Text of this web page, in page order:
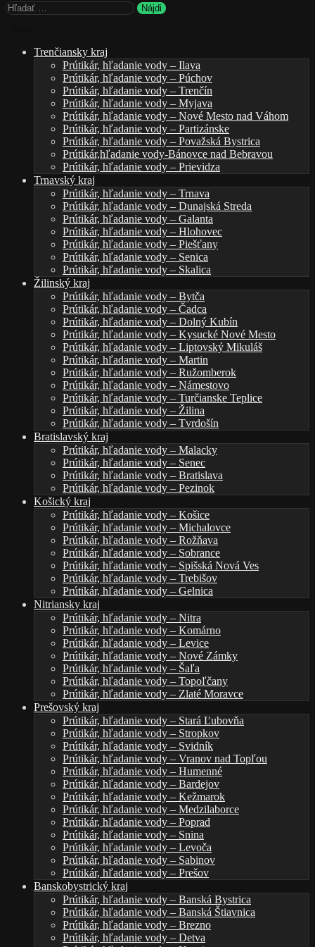
Hľadať:
Trenčiansky kraj
Prútikár, hľadanie vody – Ilava
Prútikár, hľadanie vody – Púchov
Prútikár, hľadanie vody – Trenčín
Prútikár, hľadanie vody – Myjava
Prútikár, hľadanie vody – Nové Mesto nad Váhom
Prútikár, hľadanie vody – Partizánske
Prútikár, hľadanie vody – Považská Bystrica
Prútikár,hľadanie vody-Bánovce nad Bebravou
Prútikár, hľadanie vody – Prievidza
Trnavský kraj
Prútikár, hľadanie vody – Trnava
Prútikár, hľadanie vody – Dunajská Streda
Prútikár, hľadanie vody – Galanta
Prútikár, hľadanie vody – Hlohovec
Prútikár, hľadanie vody – Piešťany
Prútikár, hľadanie vody – Senica
Prútikár, hľadanie vody – Skalica
Žilinský kraj
Prútikár, hľadanie vody – Bytča
Prútikár, hľadanie vody – Čadca
Prútikár, hľadanie vody – Dolný Kubín
Prútikár, hľadanie vody – Kysucké Nové Mesto
Prútikár, hľadanie vody – Liptovský Mikuláš
Prútikár, hľadanie vody – Martin
Prútikár, hľadanie vody – Ružomberok
Prútikár, hľadanie vody – Námestovo
Prútikár, hľadanie vody – Turčianske Teplice
Prútikár, hľadanie vody – Žilina
Prútikár, hľadanie vody – Tvrdošín
Bratislavský kraj
Prútikár, hľadanie vody – Malacky
Prútikár, hľadanie vody – Senec
Prútikár, hľadanie vody – Bratislava
Prútikár, hľadanie vody – Pezinok
Košický kraj
Prútikár, hľadanie vody – Košice
Prútikár, hľadanie vody – Michalovce
Prútikár, hľadanie vody – Rožňava
Prútikár, hľadanie vody – Sobrance
Prútikár, hľadanie vody – Spišská Nová Ves
Prútikár, hľadanie vody – Trebišov
Prútikár, hľadanie vody – Gelnica
Nitriansky kraj
Prútikár, hľadanie vody – Nitra
Prútikár, hľadanie vody – Komárno
Prútikár, hľadanie vody – Levice
Prútikár, hľadanie vody – Nové Zámky
Prútikár, hľadanie vody – Šaľa
Prútikár, hľadanie vody – Topoľčany
Prútikár, hľadanie vody – Zlaté Moravce
Prešovský kraj
Prútikár, hľadanie vody – Stará Ľubovňa
Prútikár, hľadanie vody – Stropkov
Prútikár, hľadanie vody – Svidník
Prútikár, hľadanie vody – Vranov nad Topľou
Prútikár, hľadanie vody – Humenné
Prútikár, hľadanie vody – Bardejov
Prútikár, hľadanie vody – Kežmarok
Prútikár, hľadanie vody – Medzilaborce
Prútikár, hľadanie vody – Poprad
Prútikár, hľadanie vody – Snina
Prútikár, hľadanie vody – Levoča
Prútikár, hľadanie vody – Sabinov
Prútikár, hľadanie vody – Prešov
Banskobystrický kraj
Prútikár, hľadanie vody – Banská Bystrica
Prútikár, hľadanie vody – Banská Štiavnica
Prútikár, hľadanie vody – Brezno
Prútikár, hľadanie vody – Detva